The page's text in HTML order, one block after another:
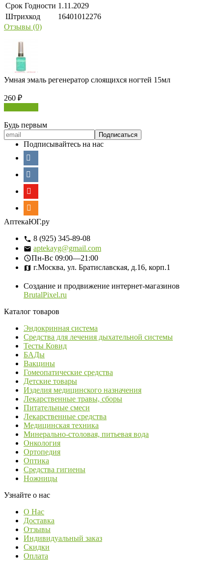
Срок Годности 1.11.2029
Штрихкод
16401012276
Отзывы (0)
Умная эмаль регенератор слоящихся ногтей 15мл
260 ₽
Будь первым
Подписывайтесь на нас
АптекаЮГ.ру
8 (925) 345-89-08
aptekayg@gmail.com
Пн-Вс 09:00—21:00
г.Москва, ул. Братиславская, д.16, корп.1
Создание и продвижение интернет-магазинов
BrutalPixel.ru
Каталог товаров
Эндокринная система
Средства для лечения дыхательной системы
Тесты Ковид
БАДы
Вакцины
Гомеопатические средства
Детские товары
Изделия медицинского назначения
Лекарственные травы, сборы
Питательные смеси
Лекарственные средства
Медицинская техника
Минерально-столовая, питьевая вода
Онкология
Ортопедия
Оптика
Средства гигиены
Ножницы
Узнайте о нас
О Нас
Доставка
Отзывы
Индивидуальный заказ
Скидки
Оплата